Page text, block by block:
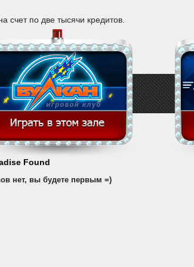
счет по две тысячи кредитов.
Found
нет, вы будете первым =)